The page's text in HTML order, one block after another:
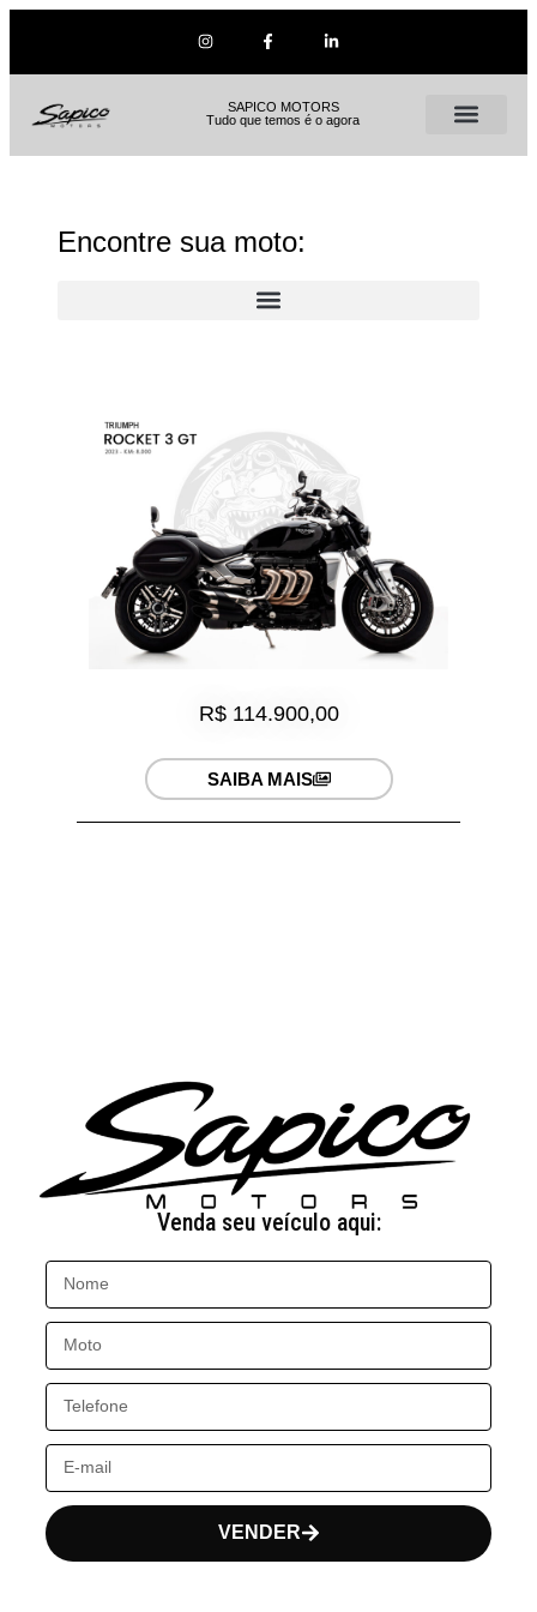
SAPICO MOTORS
Tudo que temos é o agora
Encontre sua moto:
R$ 114.900,00
SAIBA MAIS
Venda seu veículo aqui:
VENDER